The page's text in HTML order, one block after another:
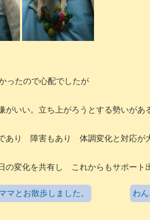
ったので心配でしたが
いい。立ち上がろうとする勢いがあ
あり 障害もあり 体調変化と対応が
の変化を共有し これからもサポート
マとお散歩しました。 わ